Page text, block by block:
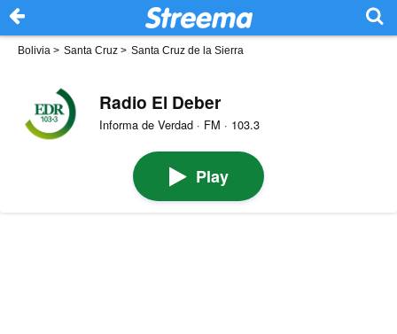
Bolivia > Santa Cruz > Santa Cruz de la Sierra
Radio El Deber
Informa de Verdad · FM · 103.3
Play